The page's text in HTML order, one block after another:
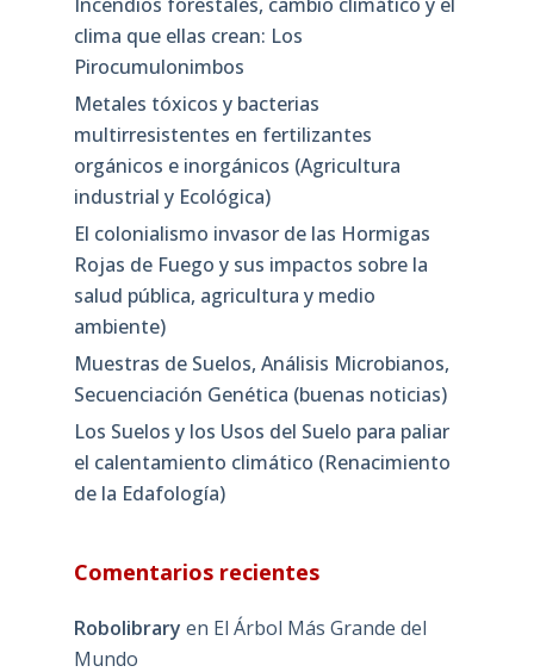
clima que ellas crean: Los
Pirocumulonimbos
Metales tóxicos y bacterias
multirresistentes en fertilizantes
orgánicos e inorgánicos (Agricultura
industrial y Ecológica)
El colonialismo invasor de las Hormigas
Rojas de Fuego y sus impactos sobre la
salud pública, agricultura y medio
ambiente)
Muestras de Suelos, Análisis Microbianos,
Secuenciación Genética (buenas noticias)
Los Suelos y los Usos del Suelo para paliar
el calentamiento climático (Renacimiento
de la Edafología)
Comentarios recientes
Robolibrary en El Árbol Más Grande del
Mundo